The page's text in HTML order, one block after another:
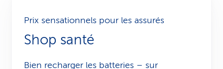
Prix sensationnels pour les assurés
Shop santé
Bien recharger les batteries – sur